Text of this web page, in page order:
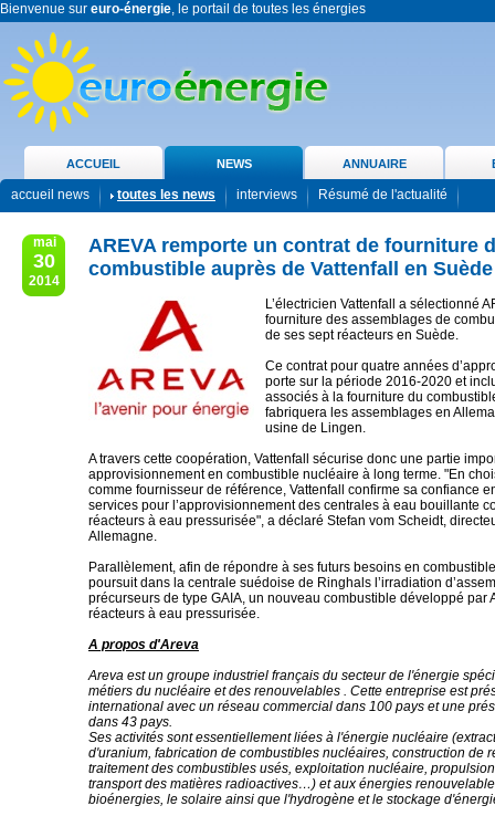
Bienvenue sur euro-énergie, le portail de toutes les énergies
ACCUEIL NEWS ANNUAIRE
accueil news toutes les news interviews Résumé de l'actualité
mai
30
2014
AREVA remporte un contrat de fourniture
combustible auprès de Vattenfall en Suède
L’électricien Vattenfall a sélectionné
fourniture des assemblages de
de ses sept réacteurs en Suède.
Ce contrat pour quatre années
porte sur la période 2016-2020 et
associés à la fourniture du
fabriquera les assemblages en
usine de Lingen.
A travers cette coopération, Vattenfall sécurise donc une partie
approvisionnement en combustible nucléaire à long terme. "En
comme fournisseur de référence, Vattenfall confirme sa confiance
services pour l’approvisionnement des centrales à eau bouillante
réacteurs à eau pressurisée", a déclaré Stefan vom Scheidt,
Allemagne.
Parallèlement, afin de répondre à ses futurs besoins en
poursuit dans la centrale suédoise de Ringhals l’irradiation
précurseurs de type GAIA, un nouveau combustible développé par
réacteurs à eau pressurisée.
A propos d'Areva
Areva est un groupe industriel français du secteur de l'énergie
métiers du nucléaire et des renouvelables . Cette entreprise est
international avec un réseau commercial dans 100 pays et une
dans 43 pays.
Ses activités sont essentiellement liées à l'énergie nucléaire
d'uranium, fabrication de combustibles nucléaires, construction de
traitement des combustibles usés, exploitation nucléaire,
transport des matières radioactives…) et aux énergies
bioénergies, le solaire ainsi que l'hydrogène et le stockage